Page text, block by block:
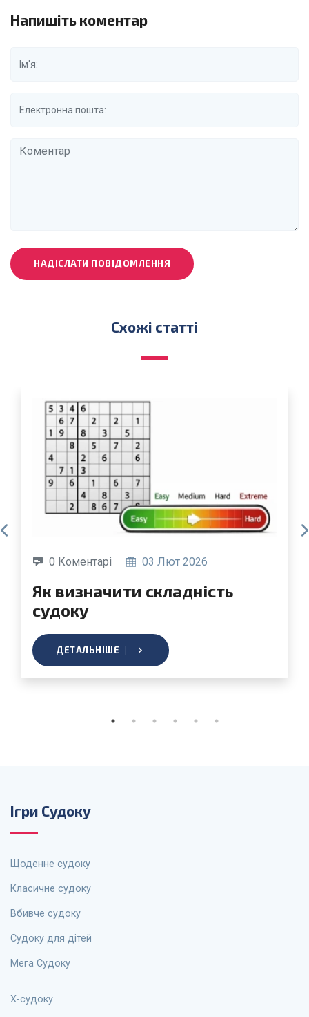
Напишіть коментар
НАДІСЛАТИ ПОВІДОМЛЕННЯ
Схожі статті
0 Коментарі 03 Лют 2026
Як визначити складність
судоку
ДЕТАЛЬНІШЕ
Ігри Судоку
Щоденне судоку
Класичне судоку
Вбивче судоку
Судоку для дітей
Мега Судоку
X-судоку